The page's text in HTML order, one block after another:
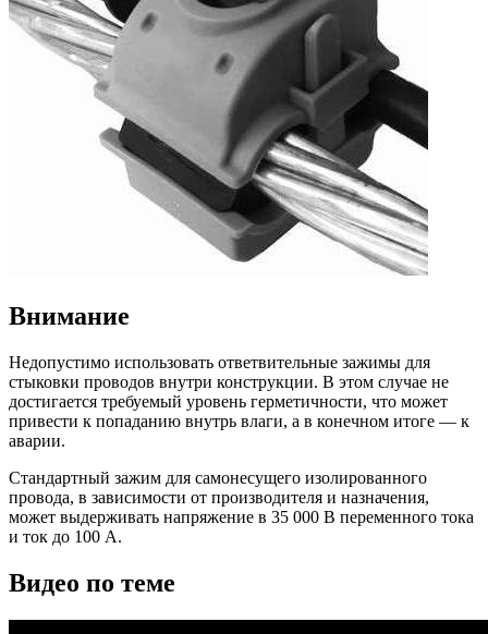
Внимание
Недопустимо использовать ответвительные зажимы для
стыковки проводов внутри конструкции. В этом случае не
достигается требуемый уровень герметичности, что может
привести к попаданию внутрь влаги, а в конечном итоге — к
аварии.
Стандартный зажим для самонесущего изолированного
провода, в зависимости от производителя и назначения,
может выдерживать напряжение в 35 000 В переменного тока
и ток до 100 А.
Видео по теме